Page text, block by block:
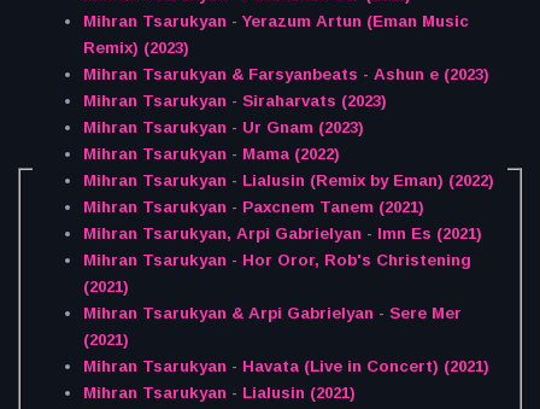
Mihran Tsarukyan - Yerazum Artun (Eman Music
Remix) (2023)
Mihran Tsarukyan & Farsyanbeats - Ashun e (2023)
Mihran Tsarukyan - Siraharvats (2023)
Mihran Tsarukyan - Ur Gnam (2023)
Mihran Tsarukyan - Mama (2022)
Mihran Tsarukyan - Lialusin (Remix by Eman) (2022)
Mihran Tsarukyan - Paxcnem Tanem (2021)
Mihran Tsarukyan, Arpi Gabrielyan - Imn Es (2021)
Mihran Tsarukyan - Hor Oror, Rob's Christening
(2021)
Mihran Tsarukyan & Arpi Gabrielyan - Sere Mer
(2021)
Mihran Tsarukyan - Havata (Live in Concert) (2021)
Mihran Tsarukyan - Lialusin (2021)